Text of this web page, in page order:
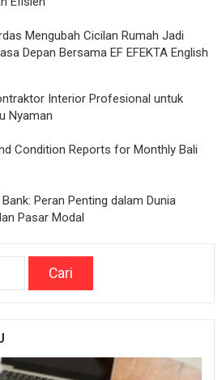
Mengubah Cicilan Rumah Jadi
Depan Bersama EF EFEKTA English
Interior Profesional untuk
Nyaman
Condition Reports for Monthly Bali
Peran Penting dalam Dunia
Pasar Modal